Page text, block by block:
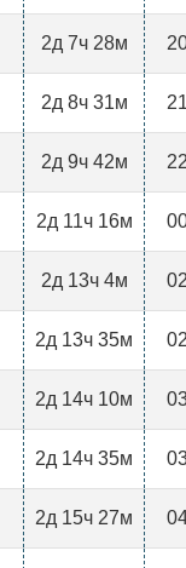
2д 7ч 28м
2д 8ч 31м
2д 9ч 42м
2д 11ч 16м
2д 13ч 4м
2д 13ч 35м
2д 14ч 10м
2д 14ч 35м
2д 15ч 27м